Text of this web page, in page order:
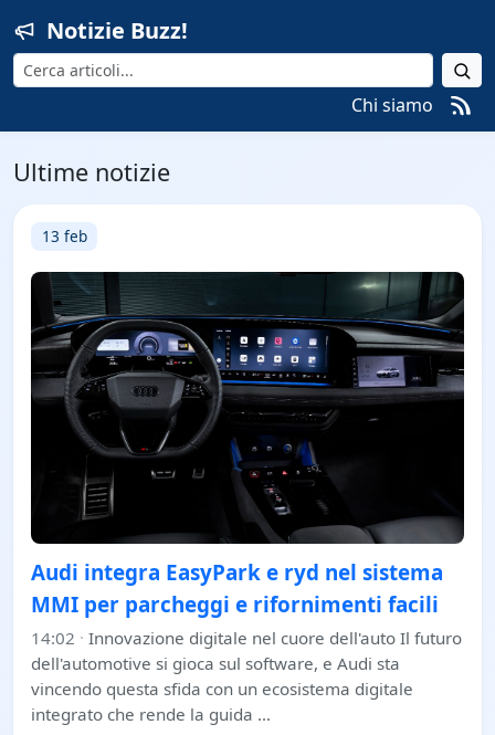
Notizie Buzz!
Cerca
Chi siamo
Ultime notizie
13 feb
Audi integra EasyPark e ryd nel sistema
MMI per parcheggi e rifornimenti facili
14:02 · Innovazione digitale nel cuore dell'auto Il futuro
dell'automotive si gioca sul software, e Audi sta
vincendo questa sfida con un ecosistema digitale
integrato che rende la guida …